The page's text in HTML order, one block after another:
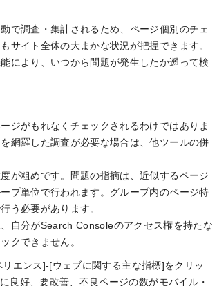
で調査・集計されるため、ページ個別のチェ
サイト全体の大まかな状況が把握できます。
により、いつから問題が発生したか遡って検
ジがもれなくチェックされるわけではありま
網羅した調査が必要な場合は、他ツールの併
が粗めです。問題の指摘は、近似するページ
プ単位で行われます。グループ内のページ特
う必要があります。
自分がSearch Consoleのアクセス権を持たな
クできません。
エンス]-[ウェブに関する主な指標]をクリッ
良好、要改善、不良ページの数がモバイル・